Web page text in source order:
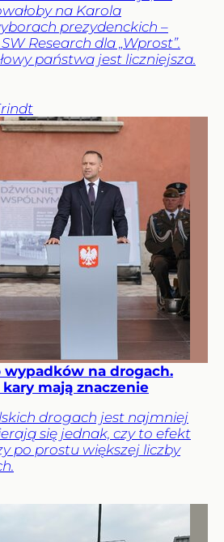
na Karola
prezydenckich –
Research dla „Wprost”.
państwa jest liczniejsza.
wypadków na drogach.
mają znaczenie
drogach jest najmniej
się jednak, czy to efekt
po prostu większej liczby